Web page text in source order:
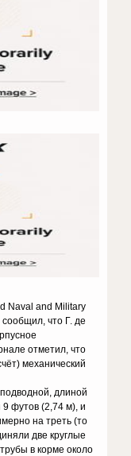
Naval and Military
что Г. де
отметил, что
механический
длиной
футов (2,74 м), и
на треть (то
две круглые
в корме около